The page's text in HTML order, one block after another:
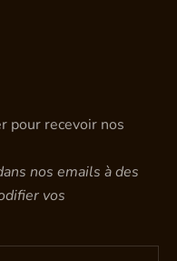
pour recevoir nos
nos emails à des
vos